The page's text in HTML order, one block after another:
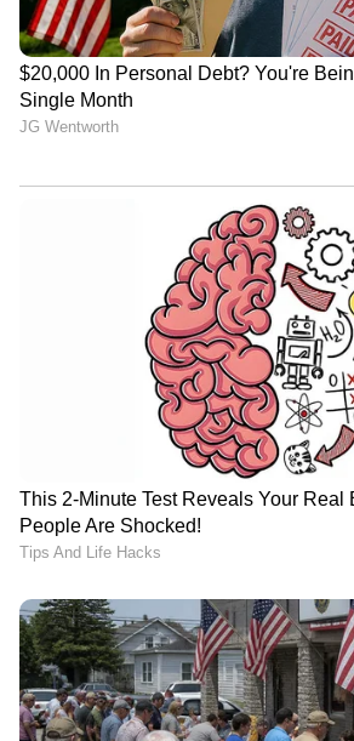
വിഷ്ണു ഗോവിന്ദ്, ആർട്ട്
എസ്, കോസ്റ്റ്യൂം: മാഷർ ഹംസ,
റോണെക്‌സ് സേവിയർ,
കൺട്രോളർ: സുധർമൻ
ഡയറക്ടർ: രാജേഷ് അടൂർ,
ഡിജി ബ്രിക്സ്, കളറിസ്റ്റ്: ശ്രീക്
മോഷൻ ഗ്രാഫിക്സ്:
പി.ആർ.ഒ: എ എസ് ദിനേശ്,
ഡിസൈൻസ്: യെല്ലോ ടൂത്ത്,
മാർക്കറ്റിംഗ്: ഒബ്‌സ്‌ക്യൂറ
എന്നിവരാണ് മറ്റ് അണിയറ